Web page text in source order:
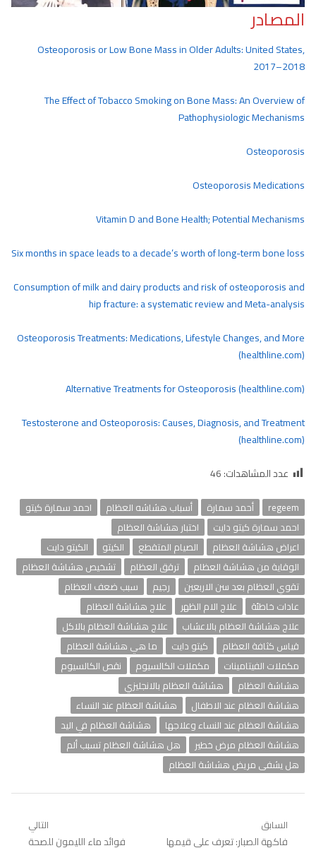
المصادر
Osteoporosis or Low Bone Mass in Older Adults: United States,
2017–2018
The Effect of Tobacco Smoking on Bone Mass: An Overview of
Pathophysiologic Mechanisms
Osteoporosis
Osteoporosis Medications
Vitamin D and Bone Health; Potential Mechanisms
Six months in space leads to a decade’s worth of long-term bone loss
Consumption of milk and dairy products and risk of osteoporosis and
hip fracture: a systematic review and Meta-analysis
Osteoporosis Treatments: Medications, Lifestyle Changes, and More
(healthline.com)
Alternative Treatments for Osteoporosis (healthline.com)
Testosterone and Osteoporosis: Causes, Diagnosis, and Treatment
(healthline.com)
عدد المشاهدات:46
regeem أحمد سمارة أسباب هشاشه العظام
احمد سمارة كيتو
احمد سمارة كيتو دايت
اختبار هشاشة العظام
اعراض هشاشة العظام
الصيام المتقطع الكيتو
الكيتو دايت
الوقاية من هشاشة العظام
ترقق العظام
تشخيص هشاشة العظام
تقوي العظام بعد سن الاربعين
رجيم
سبب ضعف العظام
عادات خاطئة
علاج الام الظهر
علاج هشاشة العظام
علاج هشاشة العظام بالاعشاب
علاج هشاشة العظام بالاكل
قياس كثافة العظام
كيتو دايت
ما هي هشاشة العظام
مكملات الفيتامينات
مكملات الكالسيوم
نقص الكالسيوم
هشاشة العظام
هشاشة العظام بالانجليزي
هشاشة العظام عند الاطفال
هشاشة العظام عند النساء
هشاشة العظام عند النساء وعلاجها
هشاشة العظام في اليد
هشاشة العظام مرض خطير
هل هشاشة العظام تسبب ألم
هل يشفى مريض هشاشة العظام
تصفّح
السابق
Previous
فاكهة الصبار: تعرف على قيمها
التالي
Next
فوائد ماء الليمون للصحة